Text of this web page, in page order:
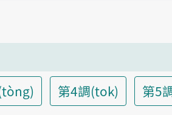
第4調(tok)
第5